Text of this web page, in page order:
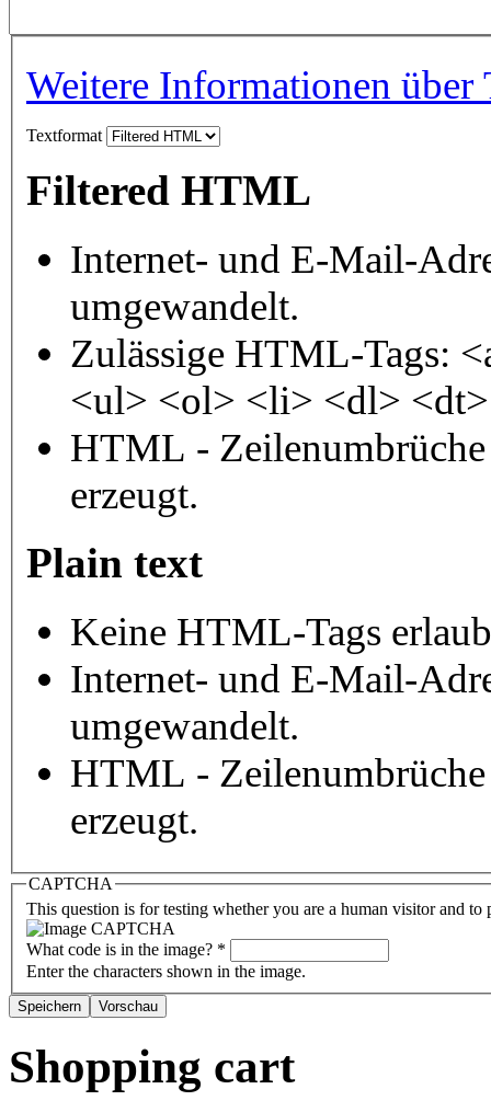
Weitere Informationen über
Textformat
Filtered HTML
Internet- und E-Mail-
umgewandelt.
Zulässige HTML-Tags:
<ul> <ol> <li> <dl>
HTML - Zeilenumbrüche
erzeugt.
Plain text
Keine HTML-Tags
Internet- und E-Mail-
umgewandelt.
HTML - Zeilenumbrüche
erzeugt.
CAPTCHA
This question is for testing whether you are a human visitor and to
What code is in the image? *
Enter the characters shown in the image.
Shopping cart